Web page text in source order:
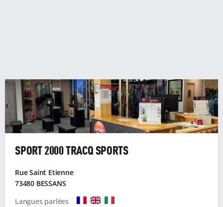
SPORT 2000 TRACQ SPORTS
Rue Saint Etienne
73480 BESSANS
Langues parlées